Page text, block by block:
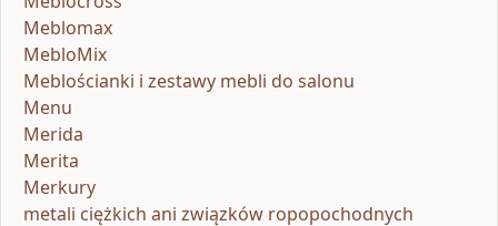
Meblomax
MebloMix
Meblościanki i zestawy mebli do salonu
Menu
Merida
Merita
Merkury
metali ciężkich ani związków ropopochodnych